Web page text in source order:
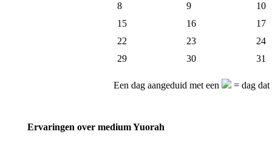
8
9
10
15
16
17
22
23
24
29
30 31
Een dag aangeduid met een = dag
Ervaringen over medium Yuorah